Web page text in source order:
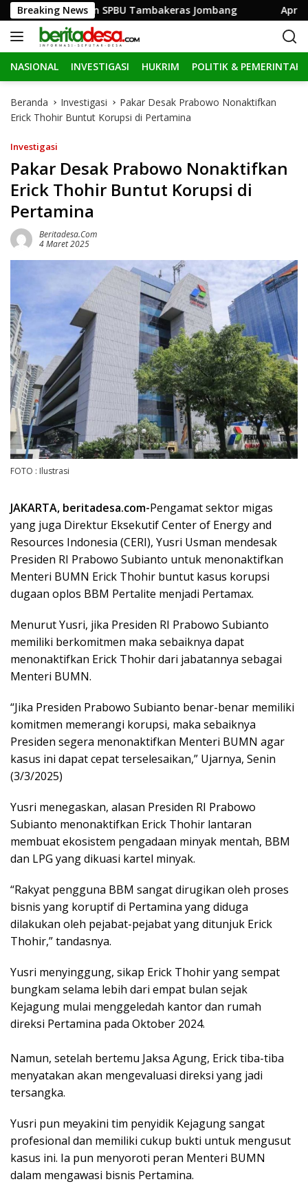
a
g
u
Breaking News
Depan SPBU Tambakeras Jombang Apresiasi
NASIONAL INVESTIGASI HUKRIM POLITIK & PEMERINTAH
Beranda Investigasi
Pakar Desak Prabowo Nonaktifkan
Erick Thohir Buntut Korupsi di Pertamina
Investigasi
Pakar Desak Prabowo Nonaktifkan
Erick Thohir Buntut Korupsi di
Pertamina
Beritadesa.com
4 Maret 2025
FOTO : Ilustrasi
JAKARTA, beritadesa.com-Pengamat sektor migas
yang juga Direktur Eksekutif Center of Energy and
Resources Indonesia (CERI), Yusri Usman mendesak
Presiden RI Prabowo Subianto untuk menonaktifkan
Menteri BUMN Erick Thohir buntut kasus korupsi
dugaan oplos BBM Pertalite menjadi Pertamax.
Menurut Yusri, jika Presiden RI Prabowo Subianto
memiliki berkomitmen maka sebaiknya dapat
menonaktifkan Erick Thohir dari jabatannya sebagai
Menteri BUMN.
“Jika Presiden Prabowo Subianto benar-benar memiliki
komitmen memerangi korupsi, maka sebaiknya
Presiden segera menonaktifkan Menteri BUMN agar
kasus ini dapat cepat terselesaikan,” Ujarnya, Senin
(3/3/2025)
Yusri menegaskan, alasan Presiden RI Prabowo
Subianto menonaktifkan Erick Thohir lantaran
membuat ekosistem pengadaan minyak mentah, BBM
dan LPG yang dikuasi kartel minyak.
“Rakyat pengguna BBM sangat dirugikan oleh proses
bisnis yang koruptif di Pertamina yang diduga
dilakukan oleh pejabat-pejabat yang ditunjuk Erick
Thohir,” tandasnya.
Yusri menyinggung, sikap Erick Thohir yang sempat
bungkam selama lebih dari empat bulan sejak
Kejagung mulai menggeledah kantor dan rumah
direksi Pertamina pada Oktober 2024.
Namun, setelah bertemu Jaksa Agung, Erick tiba-tiba
menyatakan akan mengevaluasi direksi yang jadi
tersangka.
Yusri pun meyakini tim penyidik Kejagung sangat
profesional dan memiliki cukup bukti untuk mengusut
kasus ini. Ia pun menyoroti peran Menteri BUMN
dalam mengawasi bisnis Pertamina.